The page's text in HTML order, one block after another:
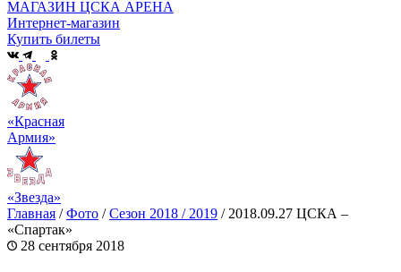
МАГАЗИН ЦСКА АРЕНА
Интернет-магазин
Купить билеты
«Красная
Армия»
«Звезда»
Главная /Фото /Сезон 2018 / 2019 / 2018.09.27 ЦСКА –
«Спартак»
28 сентября 2018